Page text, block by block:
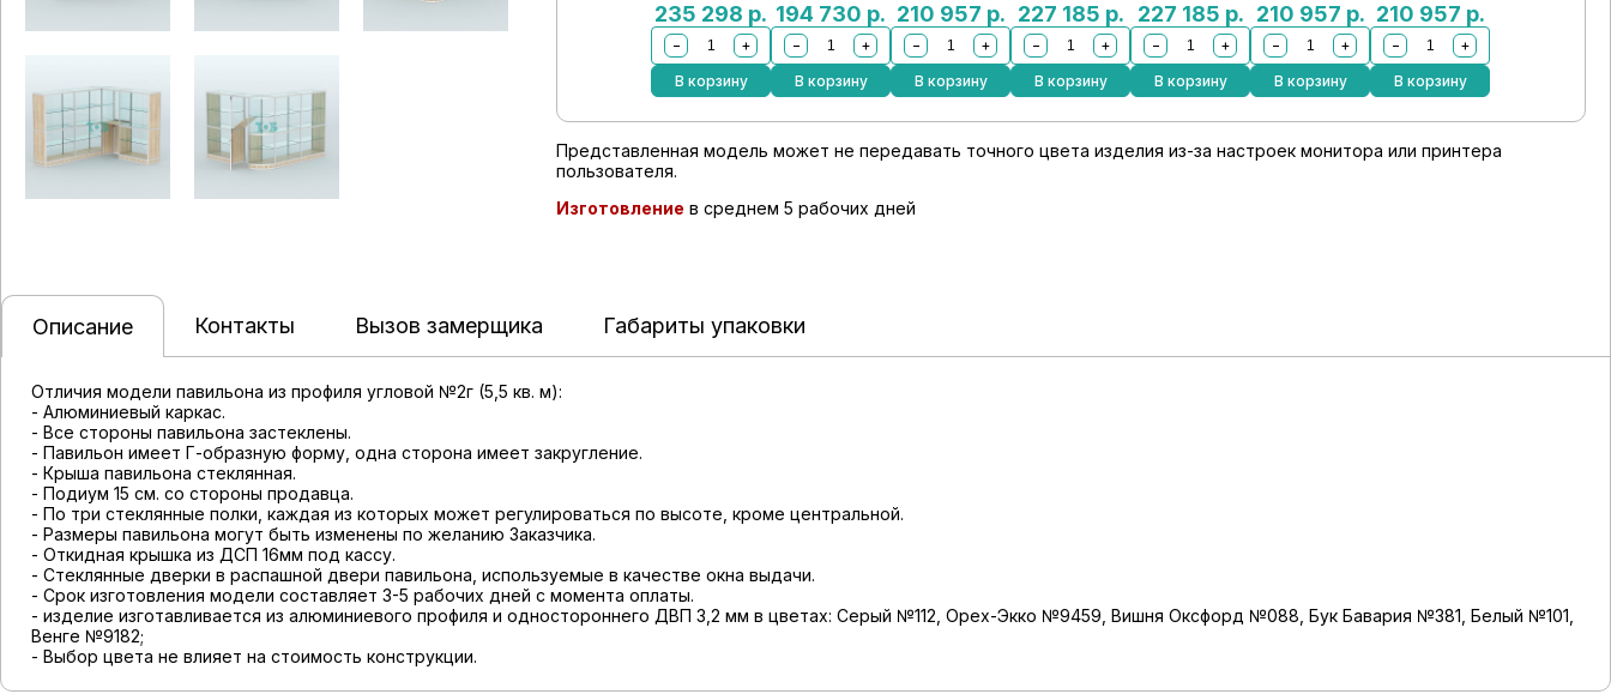
235 298 р.
−
+
В корзину
194 730 р.
−
+
В корзину
210 957 р.
−
+
В корзину
227 185 р.
−
+
В корзину
227 185 р.
−
+
В корзину
210 957 р.
−
+
В корзину
210 957 р.
−
+
В корзину
Представленная модель может не передавать точного цвета изделия из-за настроек монитора или принтера
пользователя.
Изготовление в среднем 5 рабочих дней
Описание Контакты Вызов замерщика Габариты упаковки
Отличия модели павильона из профиля угловой №2г (5,5 кв. м):
- Алюминиевый каркас.
- Все стороны павильона застеклены.
- Павильон имеет Г-образную форму, одна сторона имеет закругление.
- Крыша павильона стеклянная.
- Подиум 15 см. со стороны продавца.
- По три стеклянные полки, каждая из которых может регулироваться по высоте, кроме центральной.
- Размеры павильона могут быть изменены по желанию Заказчика.
- Откидная крышка из ДСП 16мм под кассу.
- Стеклянные дверки в распашной двери павильона, используемые в качестве окна выдачи.
- Срок изготовления модели составляет 3-5 рабочих дней с момента оплаты.
- изделие изготавливается из алюминиевого профиля и одностороннего ДВП 3,2 мм в цветах: Серый №112, Орех-Экко №9459, Вишня Оксфорд №088, Бук Бавария №381, Белый №101,
Венге №9182;
- Выбор цвета не влияет на стоимость конструкции.